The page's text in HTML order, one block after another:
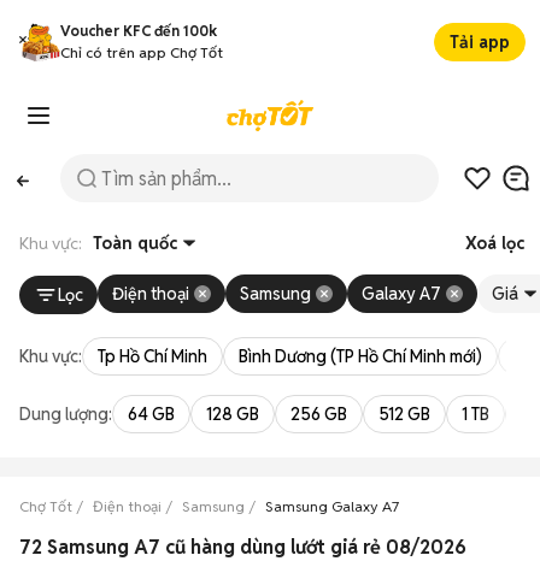
Voucher KFC đến 100k
Chỉ có trên app Chợ Tốt
Tải app
Khu vực: Toàn quốc Xoá lọc
Lọc Điện thoại Samsung Galaxy A7 Giá
Khu vực: Tp Hồ Chí Minh Bình Dương (TP Hồ Chí Minh mới)
Dung lượng: 64 GB 128 GB 256 GB 512 GB 1 TB
Chợ Tốt Điện thoại Samsung Samsung Galaxy A7
72 Samsung A7 cũ hàng dùng lướt giá rẻ 08/2026